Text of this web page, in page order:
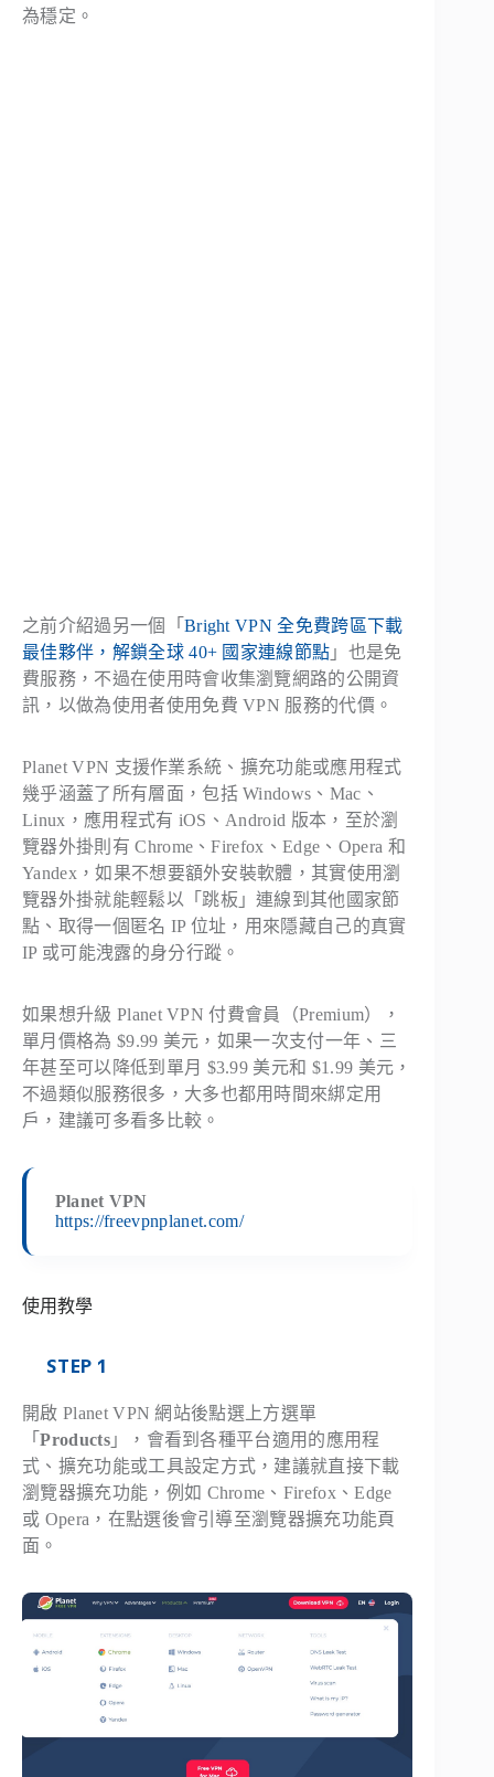
為穩定。
之前介紹過另一個「 Bright VPN 全免費跨區下載
最佳夥伴，解鎖全球 40+ 國家連線節點 」也是免
費服務，不過在使用時會收集瀏覽網路的公開資
訊，以做為使用者使用免費 VPN 服務的代價。
Planet VPN 支援作業系統、擴充功能或應用程式
幾乎涵蓋了所有層面，包括 Windows、Mac、
Linux，應用程式有 iOS、Android 版本，至於瀏
覽器外掛則有 Chrome、Firefox、Edge、Opera 和
Yandex，如果不想要額外安裝軟體，其實使用瀏
覽器外掛就能輕鬆以「跳板」連線到其他國家節
點、取得一個匿名 IP 位址，用來隱藏自己的真實
IP 或可能洩露的身分行蹤。
如果想升級 Planet VPN 付費會員（Premium），
單月價格為 $9.99 美元，如果一次支付一年、三
年甚至可以降低到單月 $3.99 美元和 $1.99 美元，
不過類似服務很多，大多也都用時間來綁定用
戶，建議可多看多比較。
Planet VPN
https://freevpnplanet.com/
使用教學
STEP 1
開啟 Planet VPN 網站後點選上方選單
「Products」，會看到各種平台適用的應用程
式、擴充功能或工具設定方式，建議就直接下載
瀏覽器擴充功能，例如 Chrome、Firefox、Edge
或 Opera，在點選後會引導至瀏覽器擴充功能頁
面。